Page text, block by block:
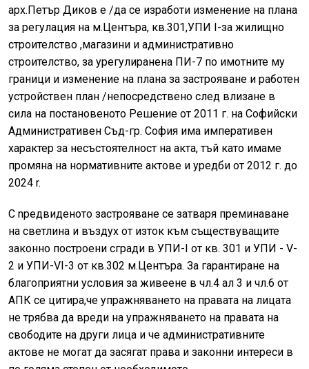
арх.Петър Диков е /да се изработи изменение на плана
за регулация на м.Центъра, кв.301,УПИ I-зa жилищно
строителство ,магазини и административно
строителство, за урегулиранена ПИ-7 по имотните му
граници и изменение на плана за застрояване и paбoтен
устройствен план /непосредствено след влизане в
сила на постановеното Решение от 2011 г. на Софийски
Административен Cъд-гр. София има императивен
характер за несъстоятелност на акта, тъй като имаме
промяна на нормативните актове и уредби от 2012 г. дo
2024 r.
C npедвиденото застрояване се затваря преминаване
на светлина и въздух от изток към съществуващите
законно построени сгради в УПИ-I от кв. 301 и УПИ - V-
2 и УПИ-VI-3 от кв.302 м.Центъpа. За гарантиране на
благоприятни условия за живеене в чл.4 ал 3 и чл.6 от
АПК се цитира,че упражняването на правата на лицата
не трябва да вреди на упражняването на правата на
свободите на други лица и че административните
актове не могат да засягат права и законни интереси в